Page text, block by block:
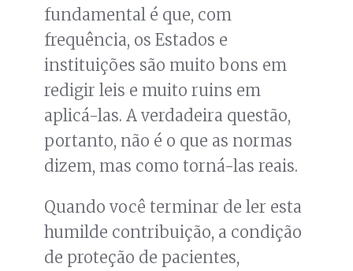
fundamental é que, com
frequência, os Estados e
instituições são muito bons em
redigir leis e muito ruins em
aplicá-las. A verdadeira questão,
portanto, não é o que as normas
dizem, mas como torná-las reais.
Quando você terminar de ler esta
humilde contribuição, a condição
de proteção de pacientes,